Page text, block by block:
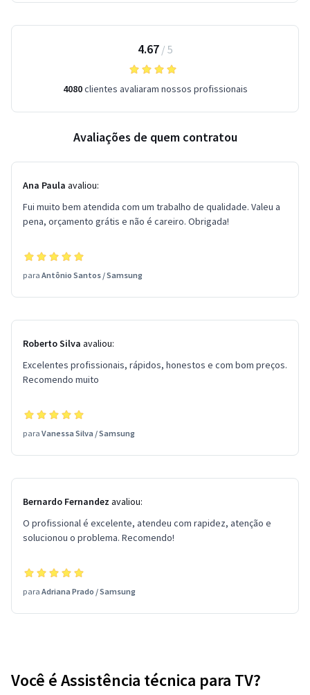
4.67/ 5
4080clientes avaliaram nossos profissionais
Avaliações de quem contratou
Ana Paula avaliou:
Fui muito bem atendida com um trabalho de qualidade. Valeu a
pena, orçamento grátis e não é careiro. Obrigada!
para Antônio Santos /Samsung
Roberto Silva avaliou:
Excelentes profissionais, rápidos, honestos e com bom preços.
Recomendo muito
para Vanessa Silva /Samsung
Bernardo Fernandez avaliou:
O profissional é excelente, atendeu com rapidez, atenção e
solucionou o problema. Recomendo!
para Adriana Prado /Samsung
Você é Assistência técnica para TV?